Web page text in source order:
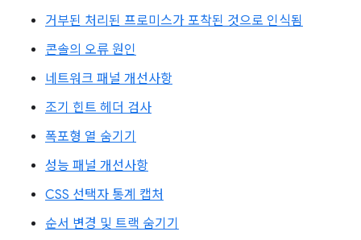
거부된 처리된 프로미스가 포착된 것으로 인식됨
콘솔의 오류 원인
네트워크 패널 개선사항
조기 힌트 헤더 검사
폭포형 열 숨기기
성능 패널 개선사항
CSS 선택자 통계 캡처
순서 변경 및 트랙 숨기기